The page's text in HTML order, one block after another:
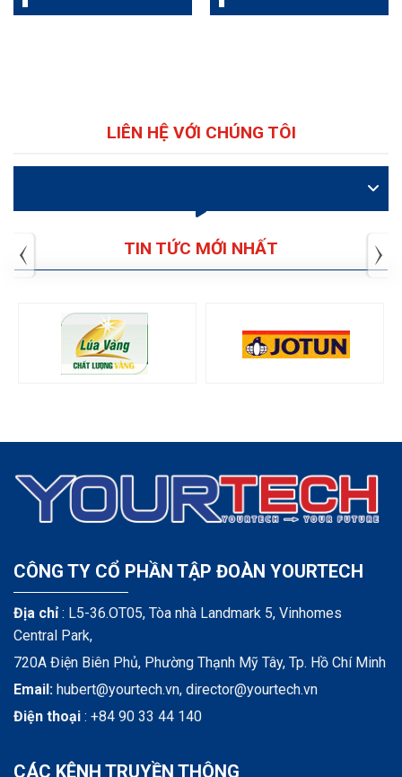
LIÊN HỆ VỚI CHÚNG TÔI
TIN TỨC MỚI NHẤT
CÔNG TY CỔ PHẦN TẬP ĐOÀN YOURTECH
Địa chỉ: L5-36.OT05, Tòa nhà Landmark 5, Vinhomes
Central Park,
720A Điện Biên Phủ, Phường Thạnh Mỹ Tây, Tp. Hồ Chí Minh
Email: hubert@yourtech.vn, director@yourtech.vn
Điện thoại : +84 90 33 44 140
CÁC KÊNH TRUYỀN THÔNG